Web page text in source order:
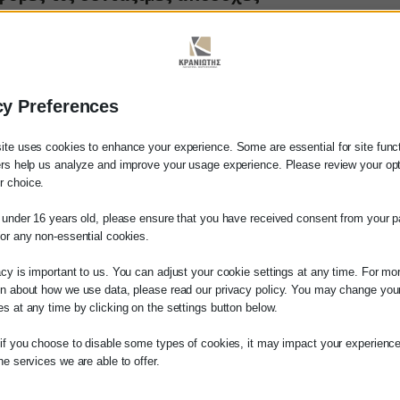
το νέο ασφαλιστικό νομοσχέδιο το οποίο θα
θα έχει αντίκτυπο στην μελλοντική σύνταξη
για πρώτη φορά να επιλέξουν ασφαλιστική
από το εισόδημα αλλά και από τα έτη
να γίνει έως τις 20 Μαρτίου και όποιος δεν
Κάθε χρόνο(και για διάστημα δύο μηνών) θα
για ένα έτος.
ασφαλίζονταν στο παρελθόν με τις
σε συντάξιμες αποδοχές 1.200,00 ευρώ.
κατηγορία δε θα επηρεάσει τις
κύριας σύνταξης σε ευρώ ΥΓΕΙΑ ΣΕ ΧΡΗΜΑ
5
σε οποιαδήποτε παραγγελία
παρακαλούμε επικοινωνήστε μαζί μας
στο27210 62510-529, είτε μέσω email στο
για να επιβεβαιώσουμε
υπόθεση σας.
Preferences
uses cookies to enhance your experience. Some are essential for site
help us analyze and improve your usage experience. Please review your
choice.
under 16 years old, please ensure that you have received consent from your
any non-essential cookies.
is important to us. You can adjust your cookie settings at any time. For
about how we use data, please read our privacy policy. You may change
at any time by clicking on the settings button below.
you choose to disable some types of cookies, it may impact your
services we are able to offer.